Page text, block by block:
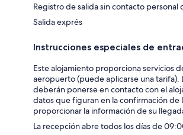
Registro de salida sin contacto personal
Salida exprés
Instrucciones especiales de
Este alojamiento proporciona servicios
aeropuerto (puede aplicarse una tarifa).
deberán ponerse en contacto con el
datos que figuran en la confirmación de
proporcionar la información de su
La recepción abre todos los días de